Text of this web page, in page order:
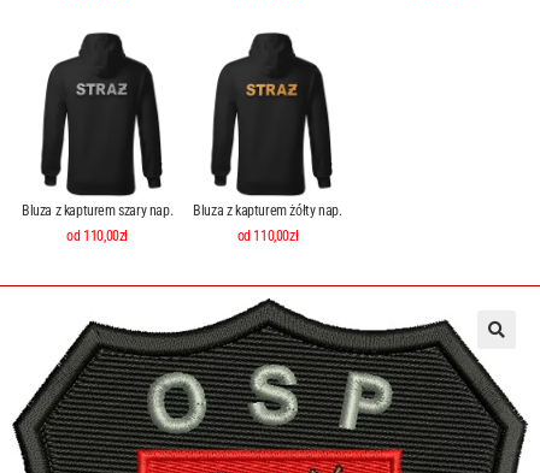
Bluza z kapturem szary nap.
od 110,00zł
Bluza z kapturem żółty nap.
od 110,00zł